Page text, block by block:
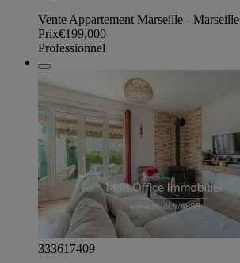
Vente Appartement Marseille - Marseille
Prix€199,000
Professionnel
333617409